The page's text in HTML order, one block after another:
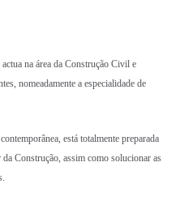
na área da Construção Civil e
nomeadamente a especialidade de
está totalmente preparada
Construção, assim como solucionar as